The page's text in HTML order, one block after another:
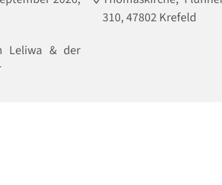
310, 47802 Krefeld
Leliwa & der